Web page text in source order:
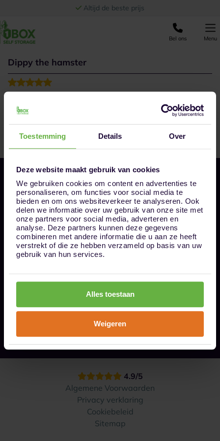
Toestemming Details Over
Deze website maakt gebruik van cookies
We gebruiken cookies om content en advertenties te
personaliseren, om functies voor social media te
bieden en om ons websiteverkeer te analyseren. Ook
delen we informatie over uw gebruik van onze site met
onze partners voor social media, adverteren en
analyse. Deze partners kunnen deze gegevens
combineren met andere informatie die u aan ze heeft
verstrekt of die ze hebben verzameld op basis van uw
gebruik van hun services.
Alles toestaan
Weigeren
Altijd de beste prijs
Bel ons Menu
Dippy the hamster
Bel ons op 085 - 0161611
info@1box.nl
Volg ons
Onze opslaglocaties
Hoe werkt het?
4.9/5
Algemene Voorwaarden
Privacy verklaring
Cookiebeleid
Sitemap